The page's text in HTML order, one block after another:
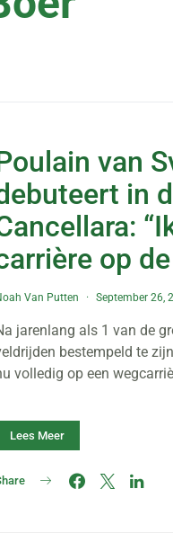
van
in
op
Van Putten September 26,
jarenlang als 1 van de
bestempeld te
volledig op een
Lees Meer